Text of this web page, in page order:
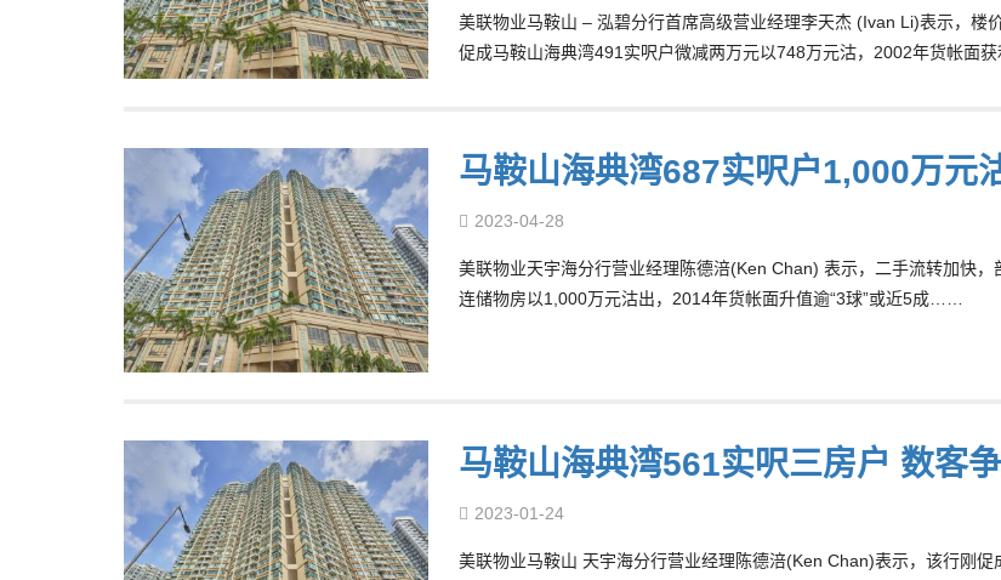
美联物业马鞍山 – 泓碧分行首席高级营业经理李天杰 (Ivan Li)表示，楼
促成马鞍山海典湾491实呎户微减两万元以748万元沽，2002年货帐面
马鞍山海典湾687实呎户1,000万元
2023-04-28
美联物业天宇海分行营业经理陈德涪(Ken Chan) 表示，二手流转加快
连储物房以1,000万元沽出，2014年货帐面升值逾“3球”或近5成……
马鞍山海典湾561实呎三房户 数客
2023-01-24
美联物业马鞍山 天宇海分行营业经理陈德涪(Ken Chan)表示，该行刚